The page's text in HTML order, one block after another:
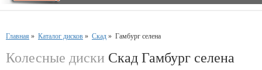
Главная » Каталог дисков » Скад » Гамбург селена
Колесные диски Скад Гамбург селена